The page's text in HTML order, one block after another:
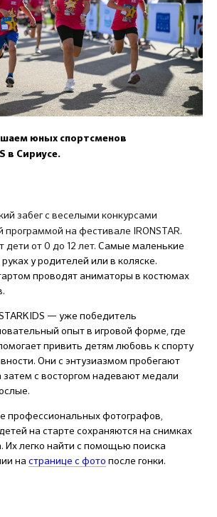
юных спортсменов
в Сириусе.
забег с веселыми конкурсами
программой на фестивале IRONSTAR.
дети от 0 до 12 лет. Самые маленькие
у родителей или в коляске.
проводят аниматоры в костюмах
— уже победитель
опыт в игровой форме, где
привить детям любовь к спорту
Они с энтузиазмом пробегают
с восторгом надевают медали
профессиональных фотографов,
на старте сохраняются на снимках
Их легко найти с помощью поиска
на странице с фото после гонки.